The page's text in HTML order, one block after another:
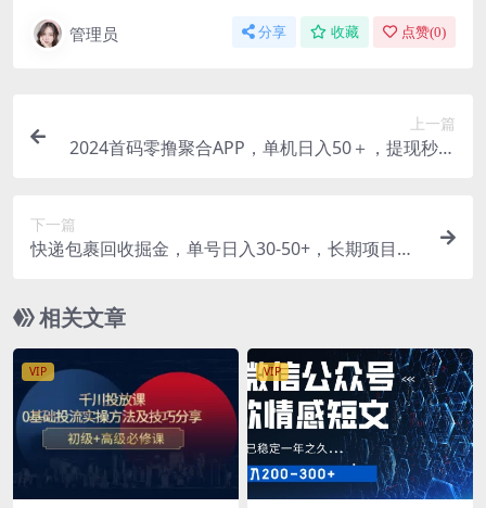
管理员 分享 收藏 点赞(0)
上一篇
2024首码零撸聚合APP，单机日入50＋，提现秒审
下一篇
快递包裹回收掘金，单号日入30-50+，长期项目，
相关文章
VIP VIP